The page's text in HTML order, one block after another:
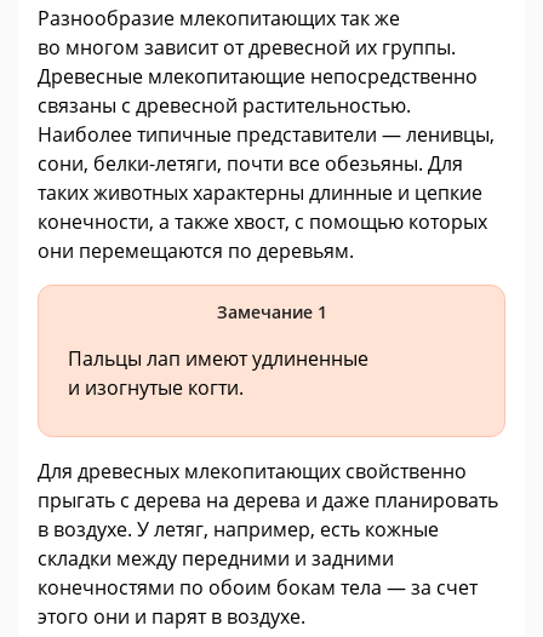
Разнообразие млекопитающих так же
во многом зависит от древесной их группы.
Древесные млекопитающие непосредственно
связаны с древесной растительностью.
Наиболее типичные представители — ленивцы,
сони, белки-летяги, почти все обезьяны. Для
таких животных характерны длинные и цепкие
конечности, а также хвост, с помощью которых
они перемещаются по деревьям.
Замечание 1
Пальцы лап имеют удлиненные
и изогнутые когти.
Для древесных млекопитающих свойственно
прыгать с дерева на дерева и даже планировать
в воздухе. У летяг, например, есть кожные
складки между передними и задними
конечностями по обоим бокам тела — за счет
этого они и парят в воздухе.